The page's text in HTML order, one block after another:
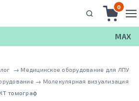
0
MAX
→ Медицинское оборудование для ЛПУ
→ Молекулярная визуализация
томограф